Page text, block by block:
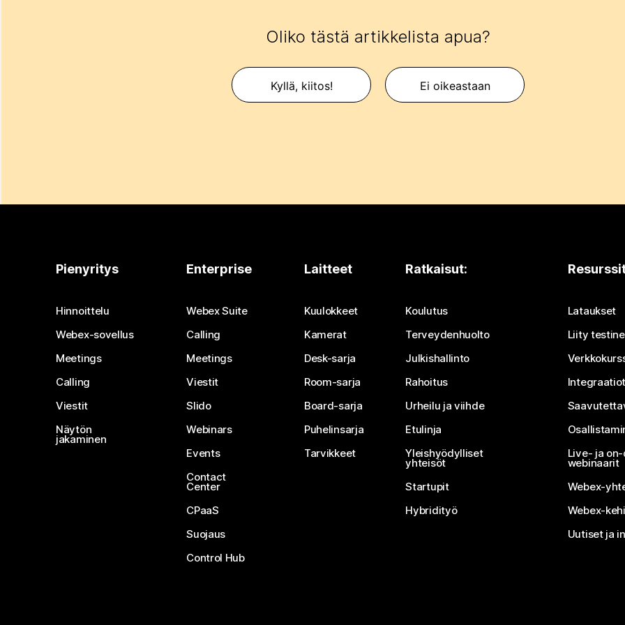
Oliko tästä artikkelista apua?
Kyllä, kiitos! Ei oikeastaan
Pienyritys
Hinnoittelu
Webex-sovellus
Meetings
Calling
Viestit
Näytön
jakaminen
Enterprise
Webex Suite
Calling
Meetings
Viestit
Slido
Webinars
Events
Contact
Center
CPaaS
Suojaus
Control Hub
Laitteet
Kuulokkeet
Kamerat
Desk-sarja
Room-sarja
Board-sarja
Puhelinsarja
Tarvikkeet
Ratkaisut:
Koulutus
Terveydenhuolto
Julkishallinto
Rahoitus
Urheilu ja viihde
Etulinja
Yleishyödylliset
yhteisöt
Startupit
Hybridityö
Lataukset
Liity
Integraatiot
Live- ja
webinaarit
Webex-
Webex-
Uutiset ja